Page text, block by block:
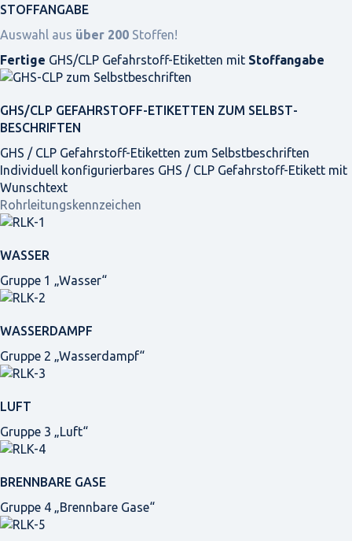
STOFFANGABE
Auswahl aus über 200 Stoffen!
Fertige GHS/CLP Gefahrstoff-Etiketten mit Stoffangabe
GHS/CLP GEFAHRSTOFF-ETIKETTEN ZUM SELBST­
BESCHRIFTEN
GHS / CLP Gefahrstoff-Etiketten zum Selbstbeschriften
Individuell konfigurierbares GHS / CLP Gefahrstoff-Etikett mit
Wunschtext
Rohrleitungskennzeichen
WASSER
Gruppe 1 „Wasser“
WASSERDAMPF
Gruppe 2 „Wasserdampf“
LUFT
Gruppe 3 „Luft“
BRENNBARE GASE
Gruppe 4 „Brennbare Gase“